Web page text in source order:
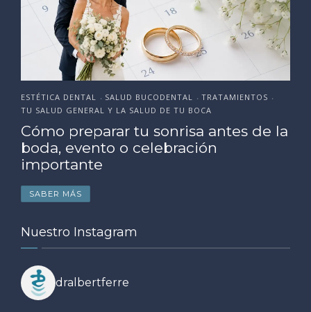
ESTÉTICA DENTAL • SALUD BUCODENTAL • TRATAMIENTOS •
TU SALUD GENERAL Y LA SALUD DE TU BOCA
Cómo preparar tu sonrisa antes de la
boda, evento o celebración
importante
SABER MÁS
Nuestro Instagram
dralbertferre